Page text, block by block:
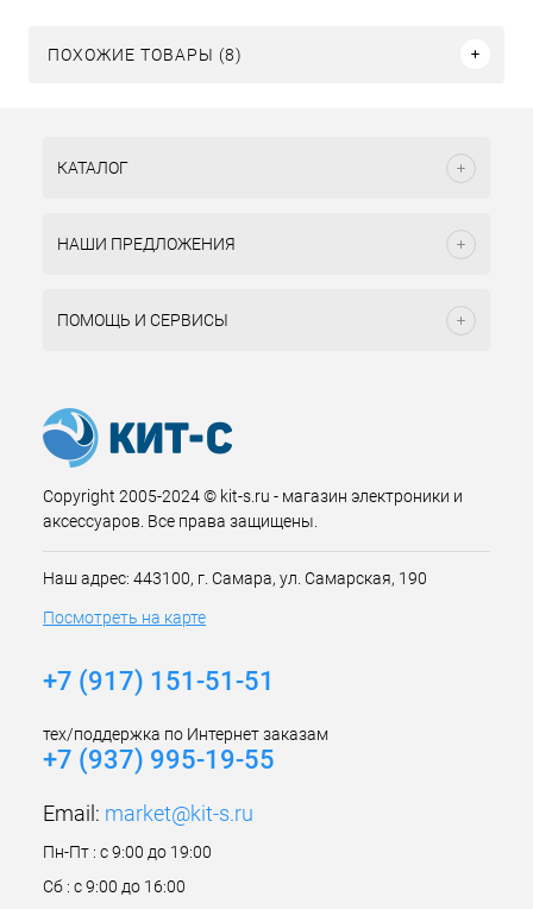
ПОХОЖИЕ ТОВАРЫ (8)
КАТАЛОГ
НАШИ ПРЕДЛОЖЕНИЯ
ПОМОЩЬ И СЕРВИСЫ
Copyright 2005-2024 © kit-s.ru - магазин электроники и
аксессуаров. Все права защищены.
Наш адрес: 443100, г. Самара, ул. Самарская, 190
Посмотреть на карте
+7 (917) 151-51-51
тех/поддержка по Интернет заказам
+7 (937) 995-19-55
Email: market@kit-s.ru
Пн-Пт : с 9:00 до 19:00
Сб : с 9:00 до 16:00